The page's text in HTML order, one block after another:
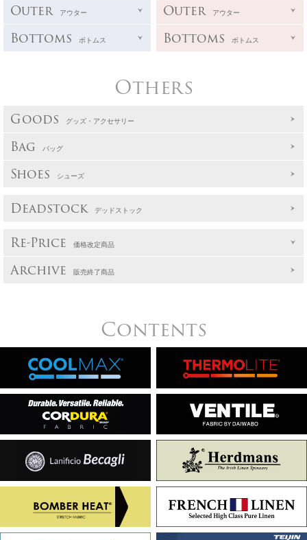
Outer アウター
Bottoms ボトムス
Outer アウター
Bottoms ボトムス
Others
Goods グッズ・アクセサリー
Bag バッグ
Shoes シューズ
Deadstock デッドストック
Re-Price 価格改定商品
Archive 販売終了商品
Contents